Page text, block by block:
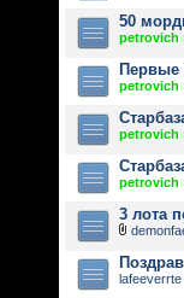
50
petrovich
Первые
petrovich
petrovich
petrovich
3 лота
lafeeverrte